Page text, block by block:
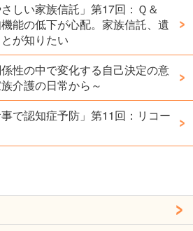
しい家族信託」第17回：Ｑ＆
能の低下が心配。家族信託、遺
が知りたい
性の中で変化する自己決定の意
介護の日常から～
で認知症予防」第11回：リコー